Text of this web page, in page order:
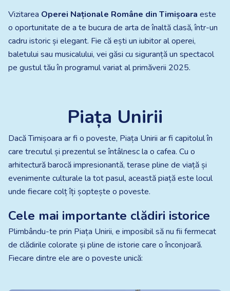
Vizitarea Operei Naționale Române din Timișoara este
o oportunitate de a te bucura de arta de înaltă clasă, într-un
cadru istoric și elegant. Fie că ești un iubitor al operei,
baletului sau musicalului, vei găsi cu siguranță un spectacol
pe gustul tău în programul variat al primăverii 2025.
Piața Unirii
Dacă Timișoara ar fi o poveste, Piața Unirii ar fi capitolul în
care trecutul și prezentul se întâlnesc la o cafea. Cu o
arhitectură barocă impresionantă, terase pline de viață și
evenimente culturale la tot pasul, această piață este locul
unde fiecare colț îți șoptește o poveste.
Cele mai importante clădiri istorice
Plimbându-te prin Piața Unirii, e imposibil să nu fii fermecat
de clădirile colorate și pline de istorie care o înconjoară.
Fiecare dintre ele are o poveste unică: